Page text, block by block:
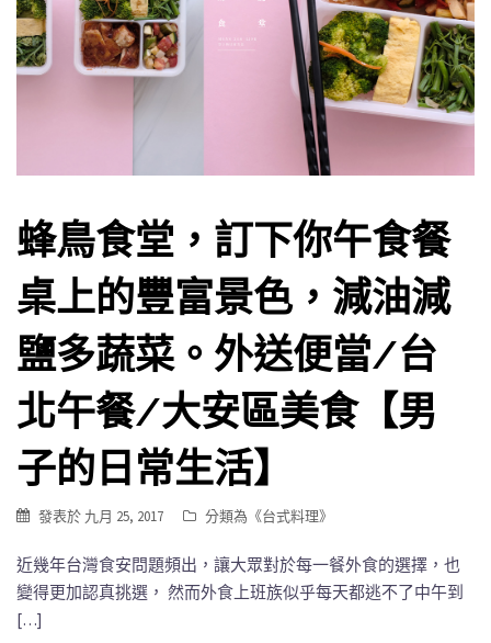
蜂鳥食堂，訂下你午食餐
桌上的豐富景色，減油減
鹽多蔬菜。外送便當/台
北午餐/大安區美食【男
子的日常生活】
發表於 九月 25, 2017 分類為《台式料理》
近幾年台灣食安問題頻出，讓大眾對於每一餐外食的選擇，也
變得更加認真挑選， 然而外食上班族似乎每天都逃不了中午到
[…]